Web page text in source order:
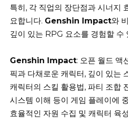
특히, 각 직업의 장단점과 시너지
요합니다. Genshin Impact와
깊이 있는 RPG 요소를 경험할 수
Genshin Impact: 오픈 월드 액
픽과 다채로운 캐릭터, 깊이 있는
캐릭터의 스킬 활용법, 파티 조합
시스템 이해 등이 게임 플레이에
효율적인 자원 수집 및 캐릭터 육